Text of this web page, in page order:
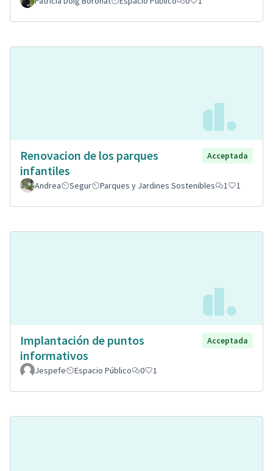
Renovacion de los parques
infantiles
Acceptada
Andrea Segur Parques y Jardines Sostenibles 1 1
Implantación de puntos
informativos
Acceptada
Jespefe Espacio Público 0 1